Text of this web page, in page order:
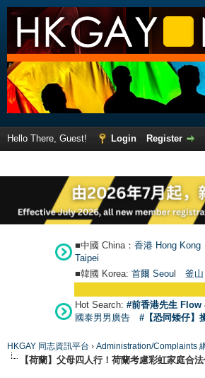
Hello There, Guest! Login
Register
■中國 China： 香港 Hong Kong
Taipei
■韓國 Korea: 首爾 Seoul 釜
Hot Search: #前香港先生 Flow
國泰男男廣告
#【恐同矮仔】
HKGAY 同志資訊平台 › Administration/Complaints
【荷蘭】父母四人行！荷蘭考慮彩虹家庭合